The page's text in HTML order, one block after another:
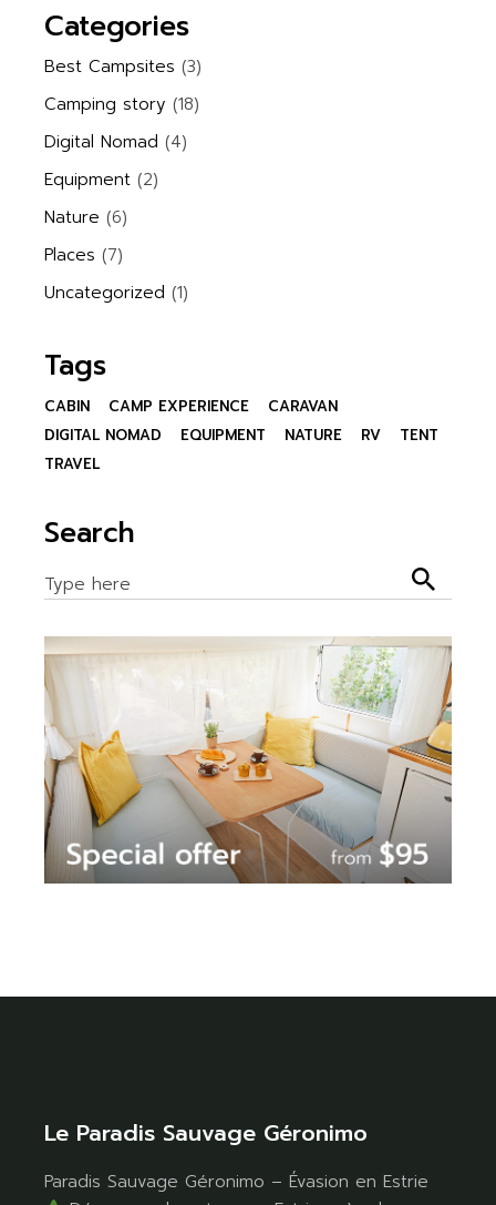
Categories
Best Campsites (3)
Camping story (18)
Digital Nomad (4)
Equipment (2)
Nature (6)
Places (7)
Uncategorized (1)
Tags
CABIN CAMP EXPERIENCE
CARAVAN
DIGITAL NOMAD
EQUIPMENT NATURE RV
TENT
TRAVEL
Search
Le Paradis Sauvage Géronimo
Paradis Sauvage Géronimo – Évasion en Estrie